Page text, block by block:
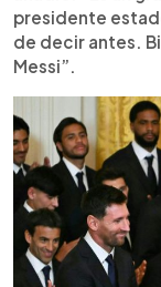
los que
la histórica
Ronaldo.
presidente
de decir antes.
Messi”.